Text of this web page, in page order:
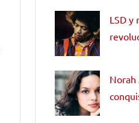
LSD y
Norah